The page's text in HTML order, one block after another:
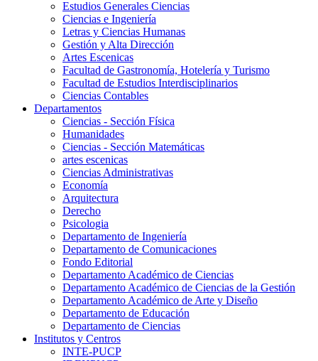
Estudios Generales Ciencias
Ciencias e Ingeniería
Letras y Ciencias Humanas
Gestión y Alta Dirección
Artes Escenicas
Facultad de Gastronomía, Hotelería y Turismo
Facultad de Estudios Interdisciplinarios
Ciencias Contables
Departamentos
Ciencias - Sección Física
Humanidades
Ciencias - Sección Matemáticas
artes escenicas
Ciencias Administrativas
Economía
Arquitectura
Derecho
Psicologia
Departamento de Ingeniería
Departamento de Comunicaciones
Fondo Editorial
Departamento Académico de Ciencias
Departamento Académico de Ciencias de la Gestión
Departamento Académico de Arte y Diseño
Departamento de Educación
Departamento de Ciencias
Institutos y Centros
INTE-PUCP